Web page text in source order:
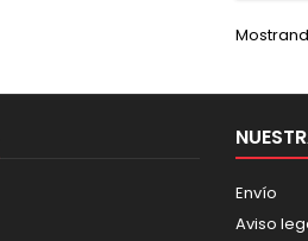
Envío
Aviso